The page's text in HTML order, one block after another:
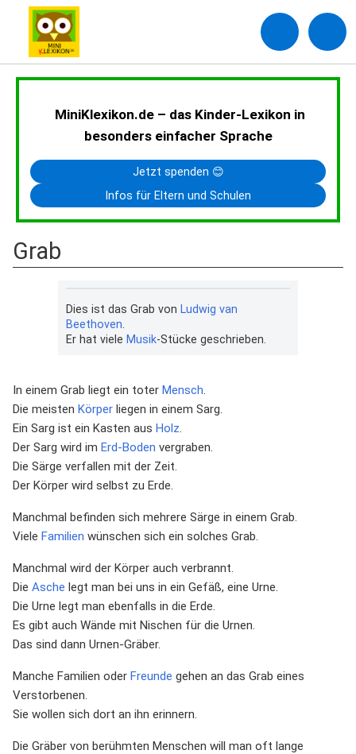
MiniKlexikon.de – das Kinder-Lexikon in
besonders einfacher Sprache
Jetzt spenden 😊
Infos für Eltern und Schulen
Grab
Dies ist das Grab von Ludwig van
Beethoven
Er hat viele Musik-Stücke geschrieben.
In einem Grab liegt ein toter Mensch.
Die meisten Körper liegen in einem Sarg.
Ein Sarg ist ein Kasten aus Holz.
Der Sarg wird im Erd-Boden vergraben.
Die Särge verfallen mit der Zeit.
Der Körper wird selbst zu Erde.
Manchmal befinden sich mehrere Särge in einem Grab.
Viele Familien wünschen sich ein solches Grab.
Manchmal wird der Körper auch verbrannt.
Die Asche legt man bei uns in ein Gefäß, eine Urne.
Die Urne legt man ebenfalls in die Erde.
Es gibt auch Wände mit Nischen für die Urnen.
Das sind dann Urnen-Gräber.
Manche Familien oder Freunde gehen an das Grab eines
Verstorbenen.
Sie wollen sich dort an ihn erinnern.
Die Gräber von berühmten Menschen will man oft lange